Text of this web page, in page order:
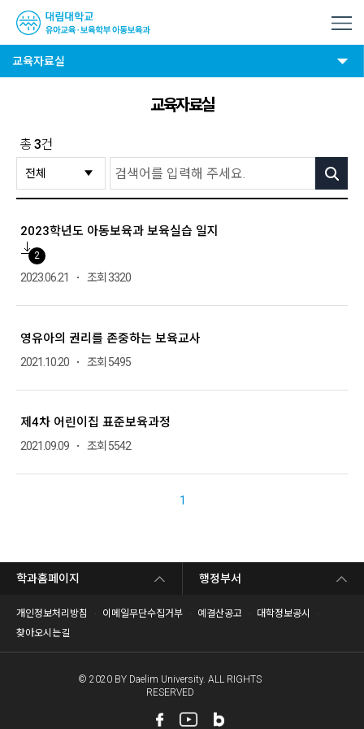
교육자료실
교육자료실
총 3건
2023학년도 아동보육과 보육실습 일지
2
2023.06.21 조회 3320
영유아의 권리를 존중하는 보육교사
2021.10.20 조회 5495
제4차 어린이집 표준보육과정
2021.09.09 조회 5542
1
학과홈페이지 행정부서
개인정보처리방침 이메일무단수집거부 예결산공고
대학정보공시
찾아오시는길
© 2020 BY Daelim University. ALL RIGHTS
RESERVED